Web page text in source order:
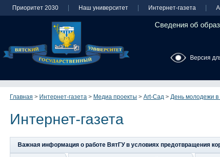
Приоритет 2030 Наш университет Интернет-газета
Сведения об
Версия
Главная > Интернет-газета > Медиа проекты > Art-Сад > День молодежи в
Интернет-газета
Важная информация о работе ВятГУ в условиях предотвращения